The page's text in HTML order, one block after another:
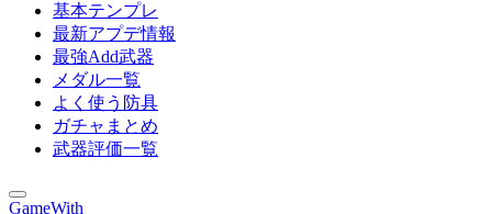
基本テンプレ
最新アプデ情報
最強Add武器
メダル一覧
よく使う防具
ガチャまとめ
武器評価一覧
GameWith